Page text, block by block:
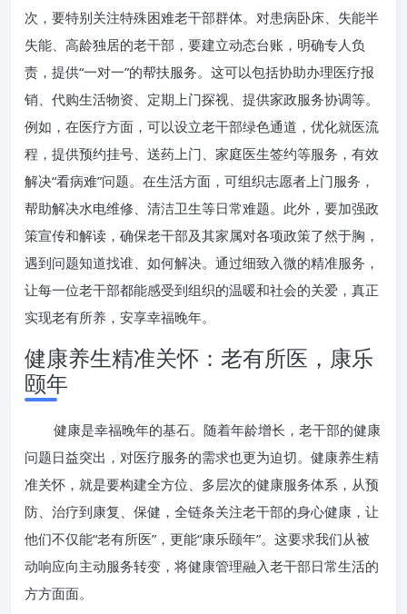
次，要特别关注特殊困难老干部群体。对患病卧床、失能半
失能、高龄独居的老干部，要建立动态台账，明确专人负
责，提供“一对一”的帮扶服务。这可以包括协助办理医疗报
销、代购生活物资、定期上门探视、提供家政服务协调等。
例如，在医疗方面，可以设立老干部绿色通道，优化就医流
程，提供预约挂号、送药上门、家庭医生签约等服务，有效
解决“看病难”问题。在生活方面，可组织志愿者上门服务，
帮助解决水电维修、清洁卫生等日常难题。此外，要加强政
策宣传和解读，确保老干部及其家属对各项政策了然于胸，
遇到问题知道找谁、如何解决。通过细致入微的精准服务，
让每一位老干部都能感受到组织的温暖和社会的关爱，真正
实现老有所养，安享幸福晚年。
健康养生精准关怀：老有所医，康乐
颐年
健康是幸福晚年的基石。随着年龄增长，老干部的健康
问题日益突出，对医疗服务的需求也更为迫切。健康养生精
准关怀，就是要构建全方位、多层次的健康服务体系，从预
防、治疗到康复、保健，全链条关注老干部的身心健康，让
他们不仅能“老有所医”，更能“康乐颐年”。这要求我们从被
动响应向主动服务转变，将健康管理融入老干部日常生活的
方方面面。